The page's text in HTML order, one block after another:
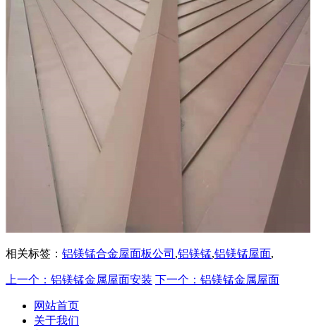
相关标签： 铝镁锰合金屋面板公司 ,铝镁锰,铝镁锰屋面,
上一个：铝镁锰金属屋面安装 下一个：铝镁锰金属屋面
网站首页
关于我们